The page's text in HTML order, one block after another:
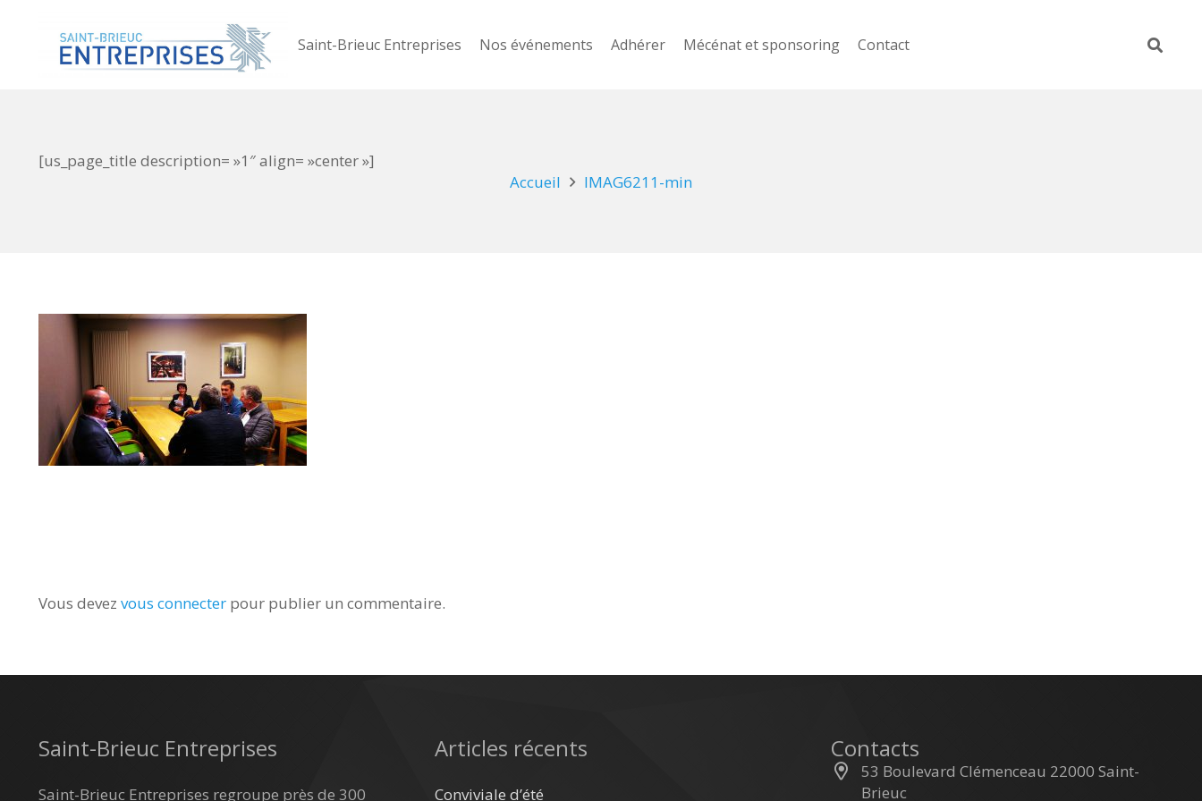
Saint-Brieuc Entreprises Nos événements Adhérer Mécénat et sponsoring Contact
[us_page_title description= »1″ align= »center »]
Accueil
IMAG6211-min
Vous devez vous connecterpour publier un commentaire.
Saint-Brieuc Entreprises
Saint-Brieuc Entreprises regroupe près de 300
Articles récents
Conviviale d’été
Contacts
53 Boulevard Clémenceau 22000 Saint-
Brieuc